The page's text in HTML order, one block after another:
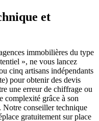
et
immobilières du type
», ne vous lancez
cinq artisans indépendants
pour obtenir des devis
une erreur de chiffrage ou
complexité grâce à son
Notre conseiller technique
gratuitement sur place